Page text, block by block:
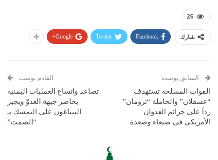
26
شارك Facebook
Twitter
Google+
السابق بوست
القوات المسلحة تستهدف
“عسقلان” والحاملة “ترومان”
رداً على جرائم العدوان
الأمريكي في صنعاء وصعدة
القادم بوست
تصاعد واتساع العمليات اليمنية
يحاصر جبهة العدوّ ويجبر
البنتاغون على التمسك بـ
“الصمت”